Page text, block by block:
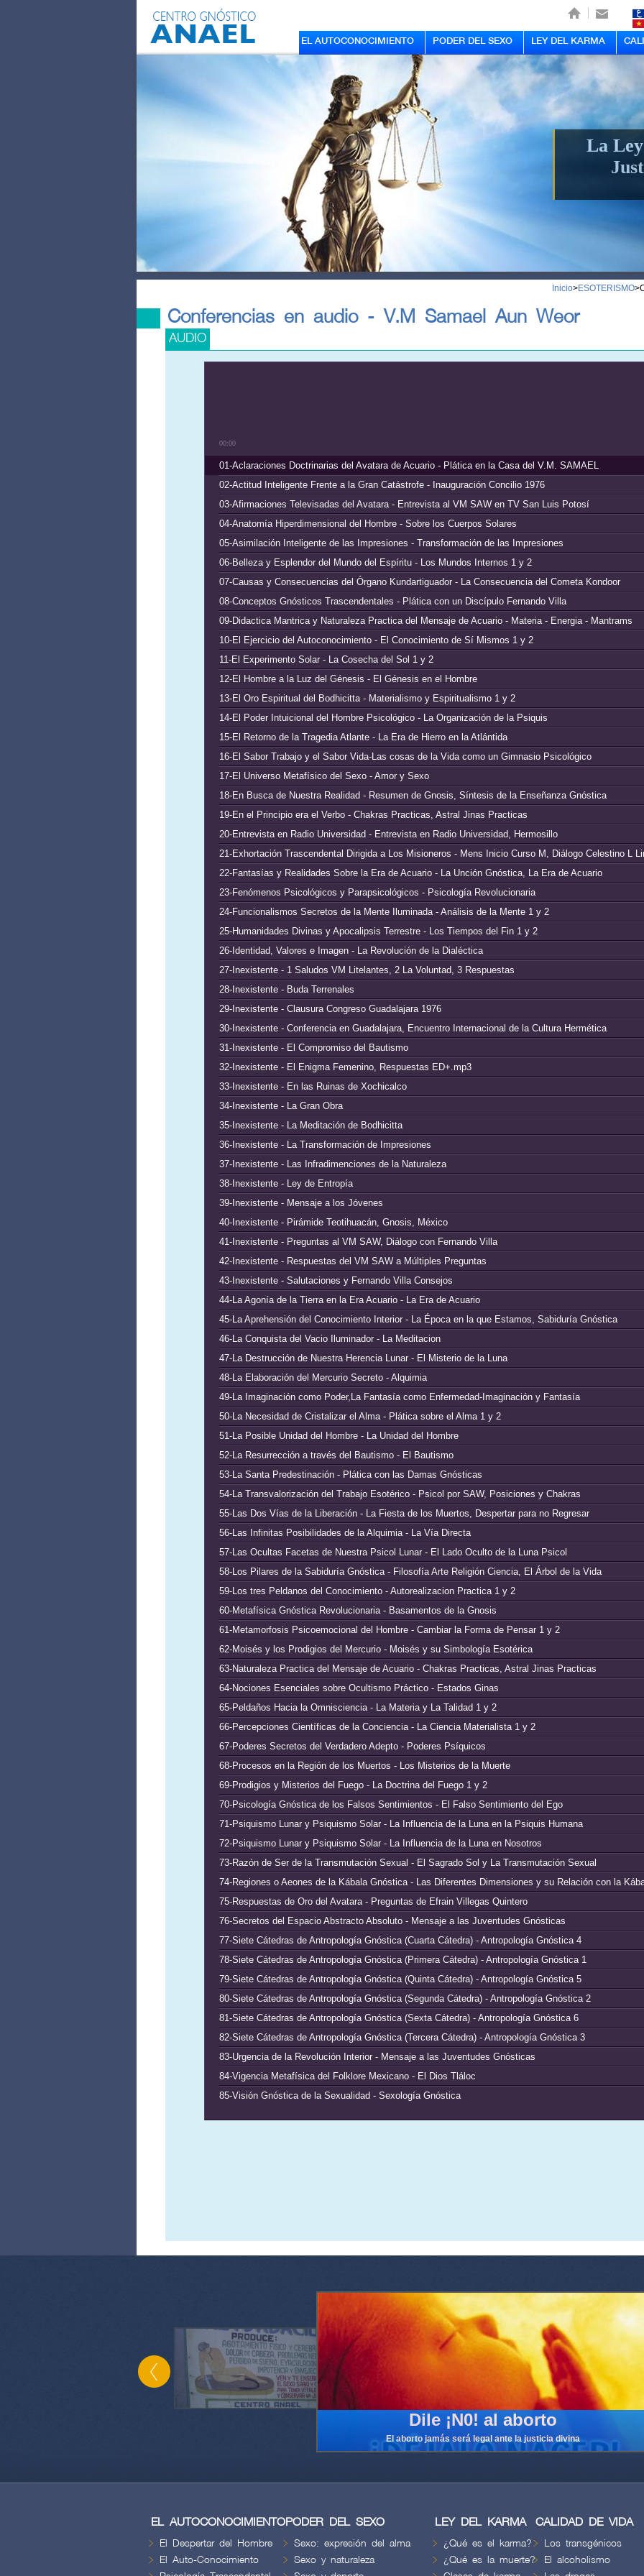
EL AUTOCONOCIMIENTO PODER DEL SEXO LEY DEL KARMA
La
Inicio>ESOTERISMO>
Conferencias en audio - V.M Samael Aun Weor
AUDIO
00:00
01-Aclaraciones Doctrinarias del Avatara de Acuario - Plática en la Casa del V.M. SAMAEL
02-Actitud Inteligente Frente a la Gran Catástrofe - Inauguración Concilio 1976
03-Afirmaciones Televisadas del Avatara - Entrevista al VM SAW en TV San Luis Potosí
04-Anatomía Hiperdimensional del Hombre - Sobre los Cuerpos Solares
05-Asimilación Inteligente de las Impresiones - Transformación de las Impresiones
06-Belleza y Esplendor del Mundo del Espíritu - Los Mundos Internos 1 y 2
07-Causas y Consecuencias del Órgano Kundartiguador - La Consecuencia del Cometa Kondoor
08-Conceptos Gnósticos Trascendentales - Plática con un Discípulo Fernando Villa
09-Didactica Mantrica y Naturaleza Practica del Mensaje de Acuario - Materia - Energia - Mantrams
10-El Ejercicio del Autoconocimiento - El Conocimiento de Sí Mismos 1 y 2
11-El Experimento Solar - La Cosecha del Sol 1 y 2
12-El Hombre a la Luz del Génesis - El Génesis en el Hombre
13-El Oro Espiritual del Bodhicitta - Materialismo y Espiritualismo 1 y 2
14-El Poder Intuicional del Hombre Psicológico - La Organización de la Psiquis
15-El Retorno de la Tragedia Atlante - La Era de Hierro en la Atlántida
16-El Sabor Trabajo y el Sabor Vida-Las cosas de la Vida como un Gimnasio Psicológico
17-El Universo Metafísico del Sexo - Amor y Sexo
18-En Busca de Nuestra Realidad - Resumen de Gnosis, Síntesis de la Enseñanza Gnóstica
19-En el Principio era el Verbo - Chakras Practicas, Astral Jinas Practicas
20-Entrevista en Radio Universidad - Entrevista en Radio Universidad, Hermosillo
21-Exhortación Trascendental Dirigida a Los Misioneros - Mens Inicio Curso M, Diálogo Celestino L
22-Fantasías y Realidades Sobre la Era de Acuario - La Unción Gnóstica, La Era de Acuario
23-Fenómenos Psicológicos y Parapsicológicos - Psicología Revolucionaria
24-Funcionalismos Secretos de la Mente Iluminada - Análisis de la Mente 1 y 2
25-Humanidades Divinas y Apocalipsis Terrestre - Los Tiempos del Fin 1 y 2
26-Identidad, Valores e Imagen - La Revolución de la Dialéctica
27-Inexistente - 1 Saludos VM Litelantes, 2 La Voluntad, 3 Respuestas
28-Inexistente - Buda Terrenales
29-Inexistente - Clausura Congreso Guadalajara 1976
30-Inexistente - Conferencia en Guadalajara, Encuentro Internacional de la Cultura Hermética
31-Inexistente - El Compromiso del Bautismo
32-Inexistente - El Enigma Femenino, Respuestas ED+.mp3
33-Inexistente - En las Ruinas de Xochicalco
34-Inexistente - La Gran Obra
35-Inexistente - La Meditación de Bodhicitta
36-Inexistente - La Transformación de Impresiones
37-Inexistente - Las Infradimenciones de la Naturaleza
38-Inexistente - Ley de Entropía
39-Inexistente - Mensaje a los Jóvenes
40-Inexistente - Pirámide Teotihuacán, Gnosis, México
41-Inexistente - Preguntas al VM SAW, Diálogo con Fernando Villa
42-Inexistente - Respuestas del VM SAW a Múltiples Preguntas
43-Inexistente - Salutaciones y Fernando Villa Consejos
44-La Agonía de la Tierra en la Era Acuario - La Era de Acuario
45-La Aprehensión del Conocimiento Interior - La Época en la que Estamos, Sabiduría Gnóstica
46-La Conquista del Vacio Iluminador - La Meditacion
47-La Destrucción de Nuestra Herencia Lunar - El Misterio de la Luna
48-La Elaboración del Mercurio Secreto - Alquimia
49-La Imaginación como Poder,La Fantasía como Enfermedad-Imaginación y Fantasía
50-La Necesidad de Cristalizar el Alma - Plática sobre el Alma 1 y 2
51-La Posible Unidad del Hombre - La Unidad del Hombre
52-La Resurrección a través del Bautismo - El Bautismo
53-La Santa Predestinación - Plática con las Damas Gnósticas
54-La Transvalorización del Trabajo Esotérico - Psicol por SAW, Posiciones y Chakras
55-Las Dos Vías de la Liberación - La Fiesta de los Muertos, Despertar para no Regresar
56-Las Infinitas Posibilidades de la Alquimia - La Vía Directa
57-Las Ocultas Facetas de Nuestra Psicol Lunar - El Lado Oculto de la Luna Psicol
58-Los Pilares de la Sabiduría Gnóstica - Filosofía Arte Religión Ciencia, El Árbol de la Vida
59-Los tres Peldanos del Conocimiento - Autorealizacion Practica 1 y 2
60-Metafísica Gnóstica Revolucionaria - Basamentos de la Gnosis
61-Metamorfosis Psicoemocional del Hombre - Cambiar la Forma de Pensar 1 y 2
62-Moisés y los Prodigios del Mercurio - Moisés y su Simbología Esotérica
63-Naturaleza Practica del Mensaje de Acuario - Chakras Practicas, Astral Jinas Practicas
64-Nociones Esenciales sobre Ocultismo Práctico - Estados Ginas
65-Peldaños Hacia la Omnisciencia - La Materia y La Talidad 1 y 2
66-Percepciones Científicas de la Conciencia - La Ciencia Materialista 1 y 2
67-Poderes Secretos del Verdadero Adepto - Poderes Psíquicos
68-Procesos en la Región de los Muertos - Los Misterios de la Muerte
69-Prodigios y Misterios del Fuego - La Doctrina del Fuego 1 y 2
70-Psicología Gnóstica de los Falsos Sentimientos - El Falso Sentimiento del Ego
71-Psiquismo Lunar y Psiquismo Solar - La Influencia de la Luna en la Psiquis Humana
72-Psiquismo Lunar y Psiquismo Solar - La Influencia de la Luna en Nosotros
73-Razón de Ser de la Transmutación Sexual - El Sagrado Sol y La Transmutación Sexual
74-Regiones o Aeones de la Kábala Gnóstica - Las Diferentes Dimensiones y su Relación con la
75-Respuestas de Oro del Avatara - Preguntas de Efrain Villegas Quintero
76-Secretos del Espacio Abstracto Absoluto - Mensaje a las Juventudes Gnósticas
77-Siete Cátedras de Antropología Gnóstica (Cuarta Cátedra) - Antropología Gnóstica 4
78-Siete Cátedras de Antropología Gnóstica (Primera Cátedra) - Antropología Gnóstica 1
79-Siete Cátedras de Antropología Gnóstica (Quinta Cátedra) - Antropología Gnóstica 5
80-Siete Cátedras de Antropología Gnóstica (Segunda Cátedra) - Antropología Gnóstica 2
81-Siete Cátedras de Antropología Gnóstica (Sexta Cátedra) - Antropología Gnóstica 6
82-Siete Cátedras de Antropología Gnóstica (Tercera Cátedra) - Antropología Gnóstica 3
83-Urgencia de la Revolución Interior - Mensaje a las Juventudes Gnósticas
84-Vigencia Metafísica del Folklore Mexicano - El Dios Tláloc
85-Visión Gnóstica de la Sexualidad - Sexología Gnóstica
Dile ¡N0! al aborto
El aborto jamás será legal ante la justicia divina
EL AUTOCONOCIMIENTO
El Despertar del Hombre
El Auto-Conocimiento
PODER DEL SEXO
Sexo: expresión del alma
Sexo y naturaleza
LEY DEL KARMA
¿Qué es el karma?
¿Qué es la muerte?
CALIDAD DE VIDA
Los transgénicos
El alcoholismo